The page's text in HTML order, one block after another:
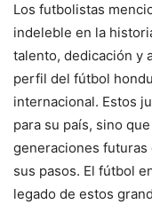
Los futbolistas
indeleble en la
talento, dedicación y
perfil del fútbol
internacional. Estos
para su país, sino
generaciones
sus pasos. El fútbol
legado de estos